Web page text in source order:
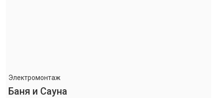
Электромонтаж
Баня и Сауна